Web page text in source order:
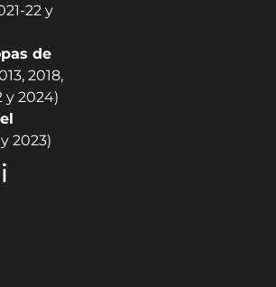
22 y
de
2018,
y 2024)
2023)